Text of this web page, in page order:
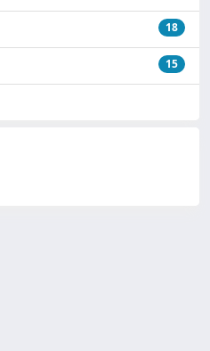
18
15